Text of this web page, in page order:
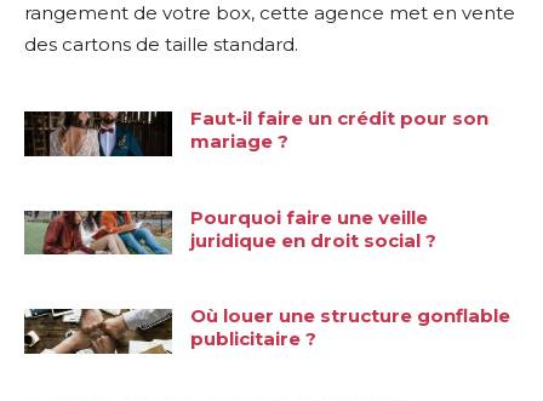
rangement de votre box, cette agence met en vente
des cartons de taille standard.
Faut-il faire un crédit pour son
mariage ?
Pourquoi faire une veille
juridique en droit social ?
Où louer une structure gonflable
publicitaire ?